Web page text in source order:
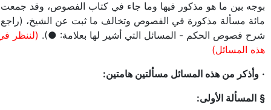
بوجه بين ما هو مذكور فيها وما جاء في كتاب الفصوص، وقد
مائة مسألة مذكورة في الفصوص وتخالف ما ثبت عن الشيخ، (راجع
شرح فصوص الحكم - المسائل التي أشير لها بعلامة: ●). (لننظر
هذه المسائل)
· وأذكر من هذه المسائل مسألتين هامتين:
§ المسألة الأولى: